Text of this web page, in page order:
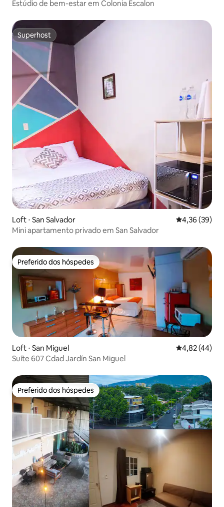
Estúdio de bem-estar em Colonia Escalon
Superhost
Superhost
Loft ⋅ San Salvador 4,36 de uma
4,36 (39)
Mini apartamento privado em San Salvador
Preferido dos hóspedes
Preferido dos hóspedes
Loft ⋅ San Miguel 4,82 de uma
4,82 (44)
Suíte 607 Cdad Jardín San Miguel
Preferido dos hóspedes
Preferido dos hóspedes